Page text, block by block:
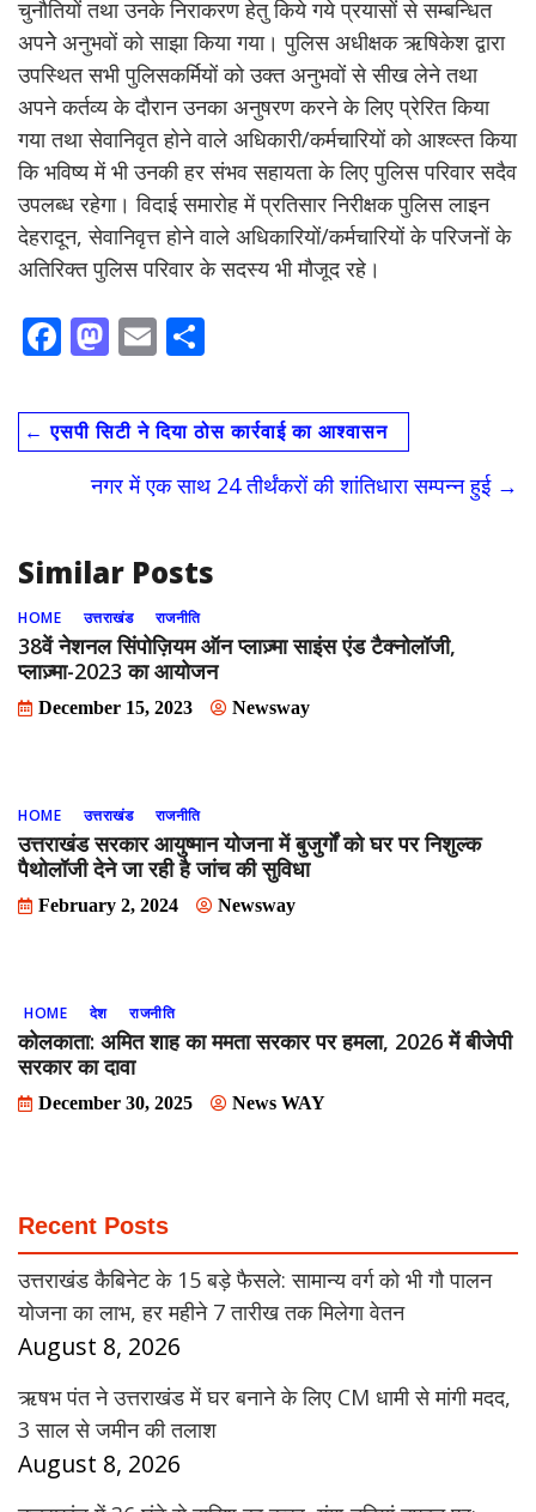
चुनौतियों तथा उनके निराकरण हेतु किये गये प्रयासों से सम्बन्धित
अपनेे अनुभवों को साझा किया गया। पुलिस अधीक्षक ऋषिकेश द्वारा
उपस्थित सभी पुलिसकर्मियों को उक्त अनुभवों से सीख लेने तथा
अपने कर्तव्य के दौरान उनका अनुषरण करने के लिए प्रेरित किया
गया तथा सेवानिवृत होने वाले अधिकारी/कर्मचारियों को आश्व्स्त किया
कि भविष्य में भी उनकी हर संभव सहायता के लिए पुलिस परिवार सदैव
उपलब्ध रहेगा। विदाई समारोह में प्रतिसार निरीक्षक पुलिस लाइन
देहरादून, सेवानिवृत्त होने वाले अधिकारियों/कर्मचारियों के परिजनों के
अतिरिक्त पुलिस परिवार के सदस्य भी मौजूद रहे।
F
e
b
k
M
to
d
o
E
ai
l
ar
e
← एसपी सिटी ने दिया ठोस कार्रवाई का आश्वासन
नगर में एक साथ 24 तीर्थंकरों की शांतिधारा सम्पन्न हुई →
Similar Posts
HOME उत्तराखंड राजनीति
38वें नेशनल सिंपोज़ियम ऑन प्लाज़्मा साइंस एंड टैक्नोलॉजी,
प्लाज़्मा-2023 का आयोजन
December 15, 2023 Newsway
HOME उत्तराखंड राजनीति
उत्तराखंड सरकार आयुष्मान योजना में बुजुर्गों को घर पर निशुल्क
पैथोलॉजी देने जा रही है जांच की सुविधा
February 2, 2024 Newsway
HOME देश राजनीति
कोलकाता: अमित शाह का ममता सरकार पर हमला, 2026 में बीजेपी
सरकार का दावा
December 30, 2025 News WAY
Recent Posts
उत्तराखंड कैबिनेट के 15 बड़े फैसले: सामान्य वर्ग को भी गौ पालन
योजना का लाभ, हर महीने 7 तारीख तक मिलेगा वेतन
August 8, 2026
ऋषभ पंत ने उत्तराखंड में घर बनाने के लिए CM धामी से मांगी मदद,
3 साल से जमीन की तलाश
August 8, 2026